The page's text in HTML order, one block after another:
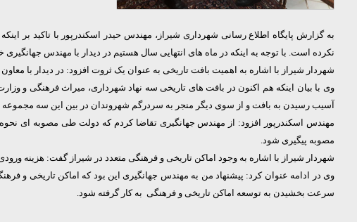
به گزارش پایگاه اطلاع رسانی شهرداری شیراز، مهندس حیدر اسکندرپور با تاکید
نکرده است. با توجه به اینکه در ماه های انتهایی سال هستیم در دیدار با مهندس
شهردار شیراز با اشاره به اهمیت بافت تاریخی به عنوان یک ثروت افزود: در دیدار با
وی با بیان اینکه هم اکنون در بافت های تاریخی سه نهاد شهرداری، میراث فرهنگی و
آسیب رسیدن به بافت و از سوی دیگر منجر به سردرگم شهروندان در بین این سه
مهندس اسکندرپور افزود: از مهندس جهانگیری تقاضا کردم که دولت طی مصوبه ای
مصوبه پیگیری شود.
شهردار شیراز با اشاره به وجود اماکن تاریخی و فرهنگی متعدد در شیراز گفت: هزینه
وی در ادامه عنوان کرد: پیشنهاد من به مهندس جهانگیری این بود که اماکن تاریخی و
سرعت بخشیدن به توسعه اماکن تاریخی و فرهنگی به کار گرفته شود.